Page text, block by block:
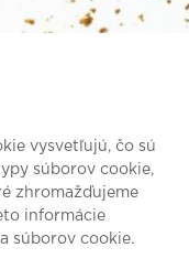
vysvetľujú, čo sú
súborov cookie,
zhromažďujeme
informácie
súborov cookie.